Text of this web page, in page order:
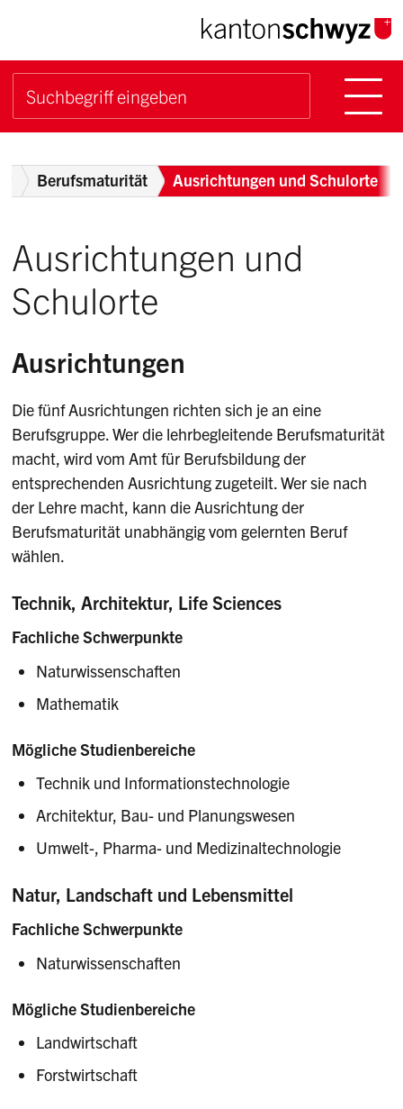
Navigieren im Kanton
Schnellnavigation
Suchbegriff
Breadcrumb
Berufsmaturität Ausrichtungen und Schulorte
Ausrichtungen und
Schulorte
Ausrichtungen
Die fünf Ausrichtungen richten sich je an eine
Berufsgruppe. Wer die lehrbegleitende Berufsmaturität
macht, wird vom Amt für Berufsbildung der
entsprechenden Ausrichtung zugeteilt. Wer sie nach
der Lehre macht, kann die Ausrichtung der
Berufsmaturität unabhängig vom gelernten Beruf
wählen.
Technik, Architektur, Life Sciences
Fachliche Schwerpunkte
Naturwissenschaften
Mathematik
Mögliche Studienbereiche
Technik und Informationstechnologie
Architektur, Bau- und Planungswesen
Umwelt-, Pharma- und Medizinaltechnologie
Natur, Landschaft und Lebensmittel
Fachliche Schwerpunkte
Naturwissenschaften
Mögliche Studienbereiche
Landwirtschaft
Forstwirtschaft